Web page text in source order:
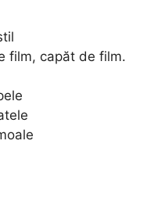
film, capăt de film.